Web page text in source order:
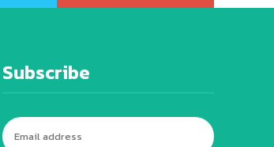
Subscribe